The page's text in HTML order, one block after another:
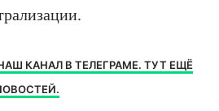
КАНАЛ В ТЕЛЕГРАМЕ. ТУТ ЕЩЁ